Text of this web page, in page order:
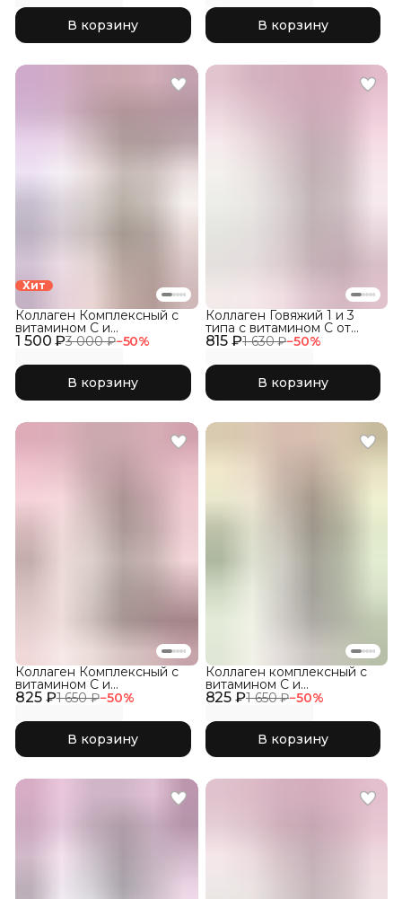
В корзину
В корзину
Хит
1 500 ₽3 000 ₽−50%
Коллаген Комплексный с
витамином C и
гиалуроновой кислотой,
В корзину
815 ₽1 630 ₽−50%
Коллаген Говяжий 1 и 3
типа с витамином С от
растяжек кожи и
В корзину
825 ₽1 650 ₽−50%
Коллаген Комплексный с
витамином C и
гиалуроновой кислотой,
В корзину
825 ₽1 650 ₽−50%
Коллаген комплексный с
витамином C и
гиалуроновой кислотой,
В корзину